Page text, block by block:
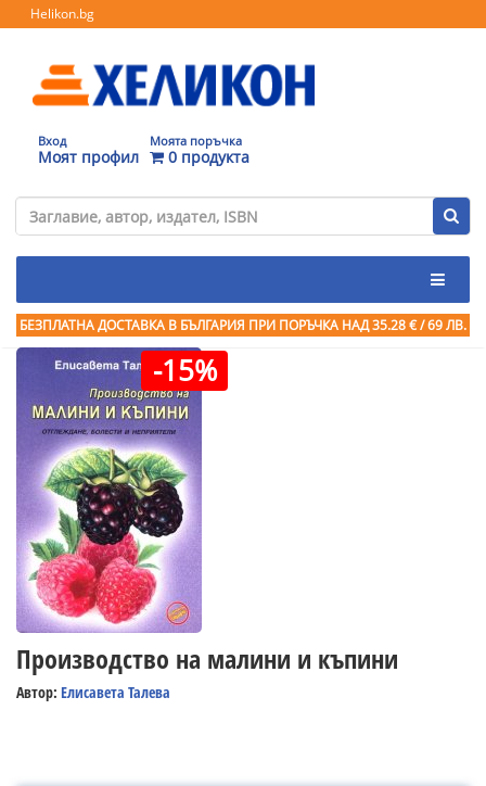
Helikon.bg
Вход
Моят профил
Моята поръчка
0 продукта
БЕЗПЛАТНА ДОСТАВКА В БЪЛГАРИЯ ПРИ ПОРЪЧКА НАД 35.28 € / 69 ЛВ.
-15%
Производство на малини и къпини
Автор: Елисавета Талева